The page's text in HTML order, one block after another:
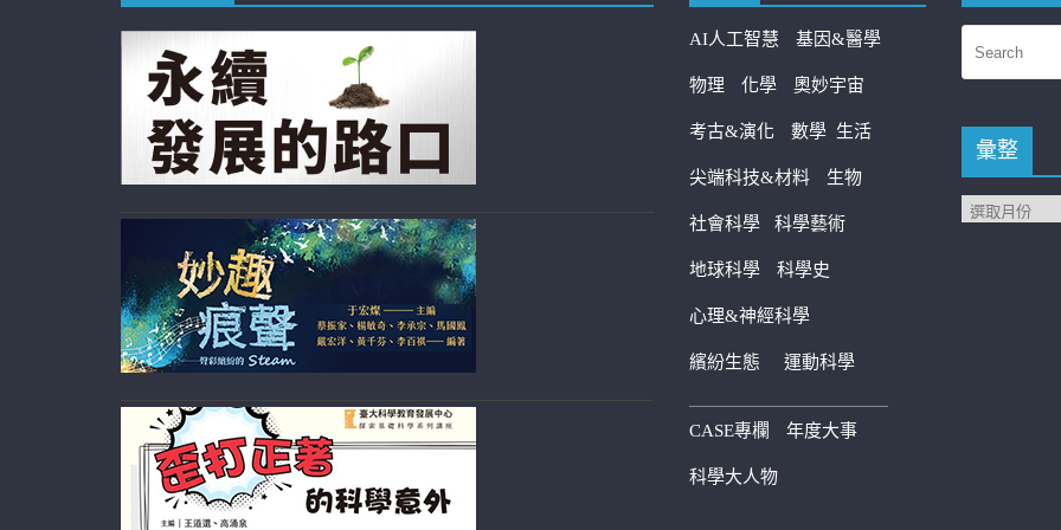
AI人工智慧 基因&醫學
物理 化學 奧妙宇宙
考古&演化 數學 生活
尖端科技&材料 生物
社會科學 科學藝術
地球科學 科學史
心理&神經科學
繽紛生態 運動科學
————————————
CASE專欄 年度大事
科學大人物
彙整